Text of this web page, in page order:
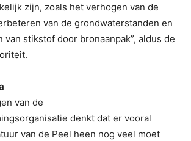
zijn, zoals het verhogen van de
van de grondwaterstanden en
stikstof door bronaanpak”, aldus de
van de
denkt dat er vooral
van de Peel heen nog veel moet